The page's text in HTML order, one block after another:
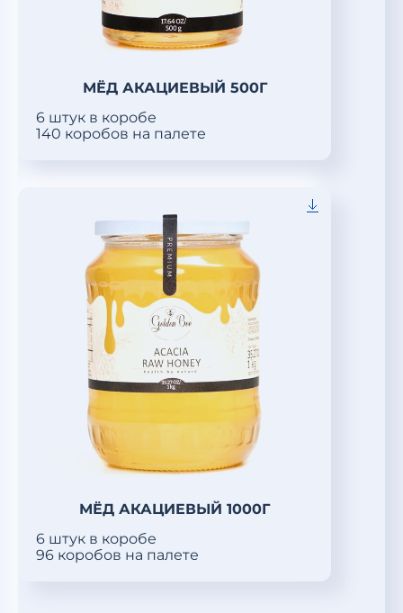
МЁД АКАЦИЕВЫЙ 500Г
6 штук в коробе
140 коробов на палете
МЁД АКАЦИЕВЫЙ 1000Г
6 штук в коробе
96 коробов на палете